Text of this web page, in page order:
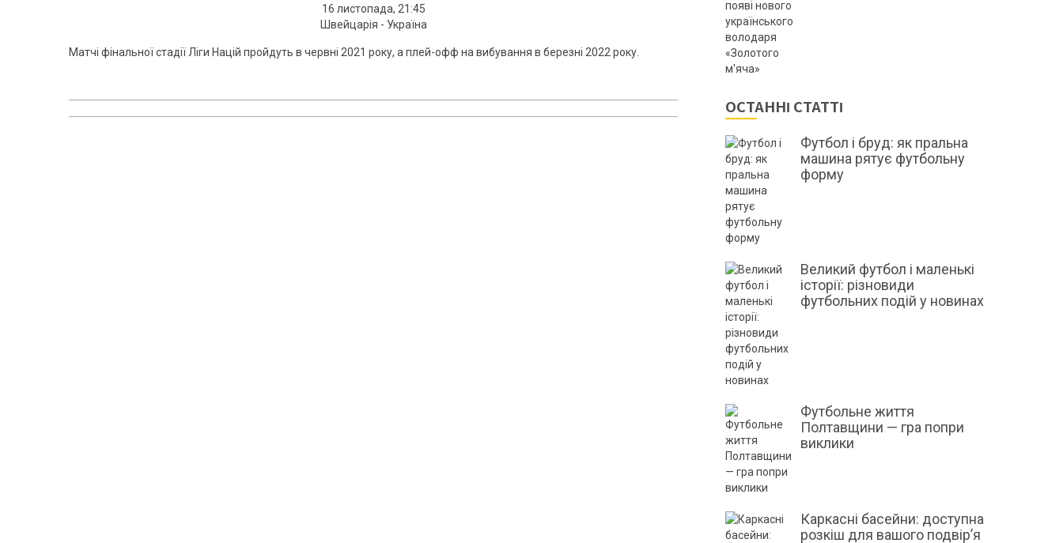
16 листопада, 21:45
Швейцарія - Україна
Матчі фінальної стадії Ліги Націй пройдуть в червні 2021 року, а плей-офф на вибування в березні 2022 року.
ОСТАННІ СТАТТІ
Футбол і бруд: як пральна
машина рятує футбольну
форму
Великий футбол і маленькі
історії: різновиди
футбольних подій у новинах
Футбольне життя
Полтавщини — гра попри
виклики
Каркасні басейни: доступна
розкіш для вашого подвір’я